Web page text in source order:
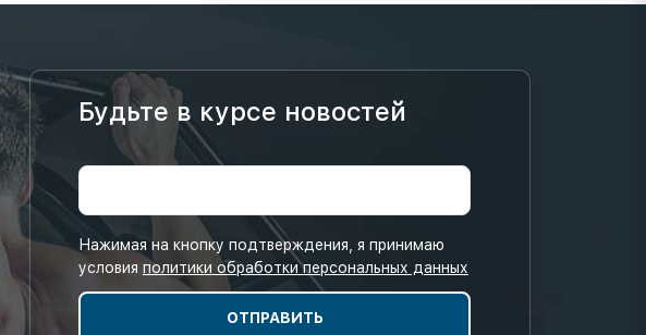
Будьте в курсе новостей
Нажимая на кнопку подтверждения, я принимаю
условия политики обработки персональных данных